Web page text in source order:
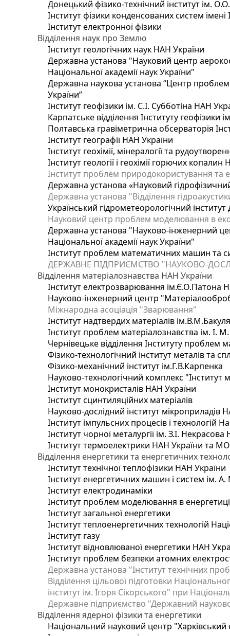
Донецький фізико-технічний інститут ім.
Інститут фізики конденсованих систем
Інститут електронної фізики
Відділення наук про Землю
Інститут геологічних наук НАН України
Державна установа "Науковий центр
Національної академії наук України"
Державна наукова установа “Центр проблем
України”
Інститут геофізики ім. С.І. Субботіна НАН
Карпатське відділення Інституту геофізики
Полтавська гравіметрична обсерваторія
Інститут географії НАН України
Інститут геохімії, мінералогії та
Інститут геології і геохімії горючих
Інститут проблем природокористування та
Державна установа «Науковий
Державна установа "Відділення
Український гідрометеорологічний
Науковий центр проблем моделювання в
Державна установа "Науково-інженерний
Національної академії наук України"
Інститут проблем математичних машин та
ДЕРЖАВНЕ ПІДПРИЄМСТВО "НАУКОВО-
Відділення матеріалознавства НАН України
Інститут електрозварювання ім.Є.О.Патона
Науково-інженерний центр
Міжнародна асоціація "Зварювання"
Інститут надтвердих матеріалів
Інститут проблем матеріалознавства ім. І.
Чернівецьке відділення Інституту проблем
Фізико-технологічний інститут металів та
Фізико-механічний інститут ім.Г.В.Карпенка
Науково-технологічний комплекс "Інститут
Інститут монокристалів НАН України
Інститут сцинтиляційних матеріалів
Науково-дослідний інститут мікроприладів
Інститут імпульсних процесів і технологій
Інститут чорної металургії ім. З.І.
Інститут термоелектрики НАН України та
Відділення енергетики та енергетичних
Інститут технічної теплофізики НАН України
Інститут енергетичних машин і систем ім.
Інститут електродинаміки
Інститут проблем моделювання в
Інститут загальної енергетики
Інститут теплоенергетичних технологій
Інститут газу
Інститут відновлюваної енергетики НАН
Інститут проблем безпеки атомних
Державна установа "Інститут технічних
Відділення цільової підготовки
інститут ім. Ігоря Сікорського" при
Державне підприємство "Державний
Відділення ядерної фізики та енергетики
Національний науковий центр "Харківський